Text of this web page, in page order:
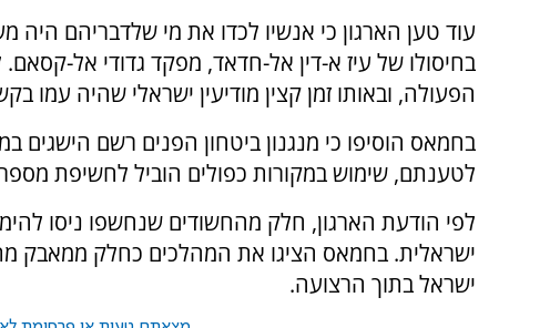
עוד טען הארגון כי אנשיו לכדו את מי שלדבריהם היה
בחיסולו של עיז א-דין אל-חדאד, מפקד גדודי אל-
הפעולה, ובאותו זמן קצין מודיעין ישראלי שהיה עמו
בחמאס הוסיפו כי מנגנון ביטחון הפנים רשם הישגים
לטענתם, שימוש במקורות כפולים הוביל לחשיפת
לפי הודעת הארגון, חלק מהחשודים שנחשפו ניסו
ישראלית. בחמאס הציגו את המהלכים כחלק ממאבק
ישראל בתוך הרצועה.